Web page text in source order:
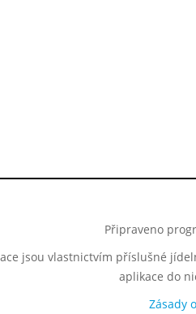
Připraveno
jsou vlastnictvím příslušné
aplikace do
Zásady